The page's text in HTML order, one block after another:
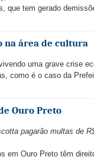
que tem gerado
na área de cultura
uma grave crise
como é o caso da
Ouro Preto
pagarão multas de
em Ouro Preto têm